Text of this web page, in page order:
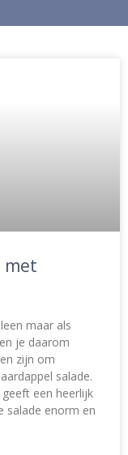
met
maar als
je daarom
zijn om
salade.
een heerlijk
salade enorm en